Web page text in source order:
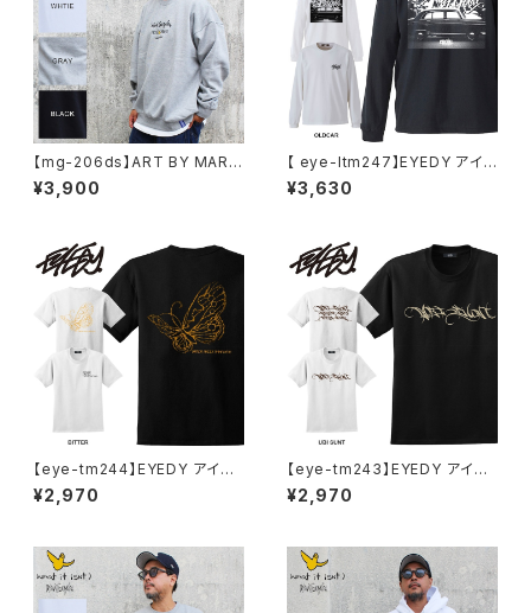
【mg-206ds】ART BY MARK
GONZALE ( What it isNt ワッ
トイットイズント) アートバイ マ
¥3,900
【 eye-ltm247】EYEDY アイデ
ィー 大きいサイズ メンズ ロング
Tシャツ GOD IS DEAD ロンT
HITE BLACK ホワイト ブラック
¥3,630
【eye-tm244】EYEDY アイデ
ィー BITTER ショートスリーブ
Tシャツ 大きいサイズ WHTIE
¥2,970
【eye-tm243】EYEDY アイデ
ィー UBITTER ショートスリー
ブTシャツ 大きいサイズ WHTI
¥2,970